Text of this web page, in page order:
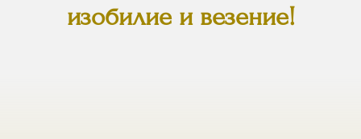
изобилие и везение!